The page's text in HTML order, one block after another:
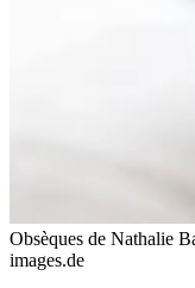
Obsèques de Nathalie
images.de